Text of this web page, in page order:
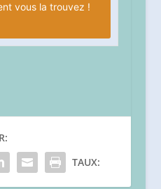
vous la trouvez !
TAUX: